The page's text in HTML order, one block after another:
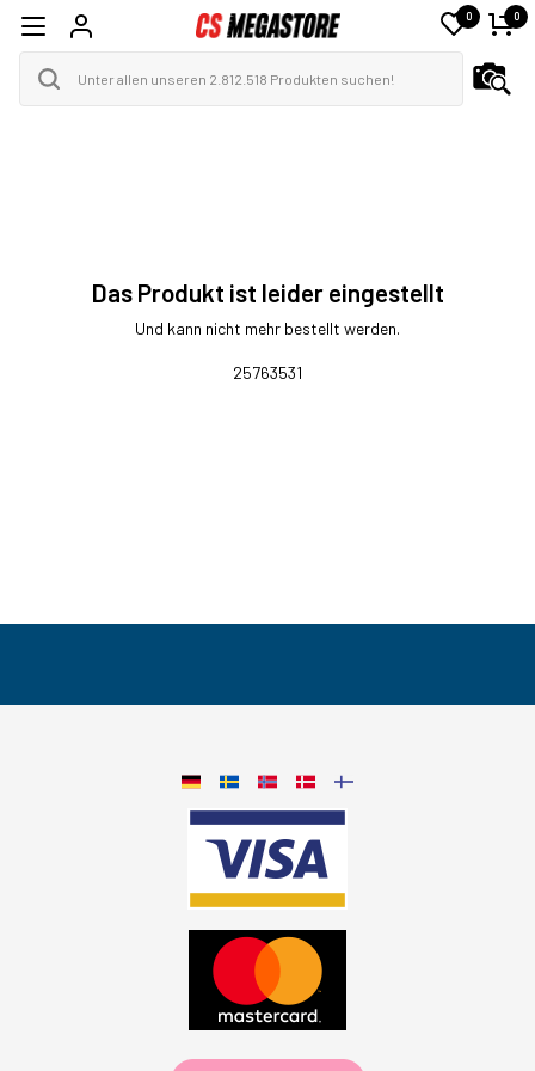
0 0
Das Produkt ist leider eingestellt
Und kann nicht mehr bestellt werden.
25763531